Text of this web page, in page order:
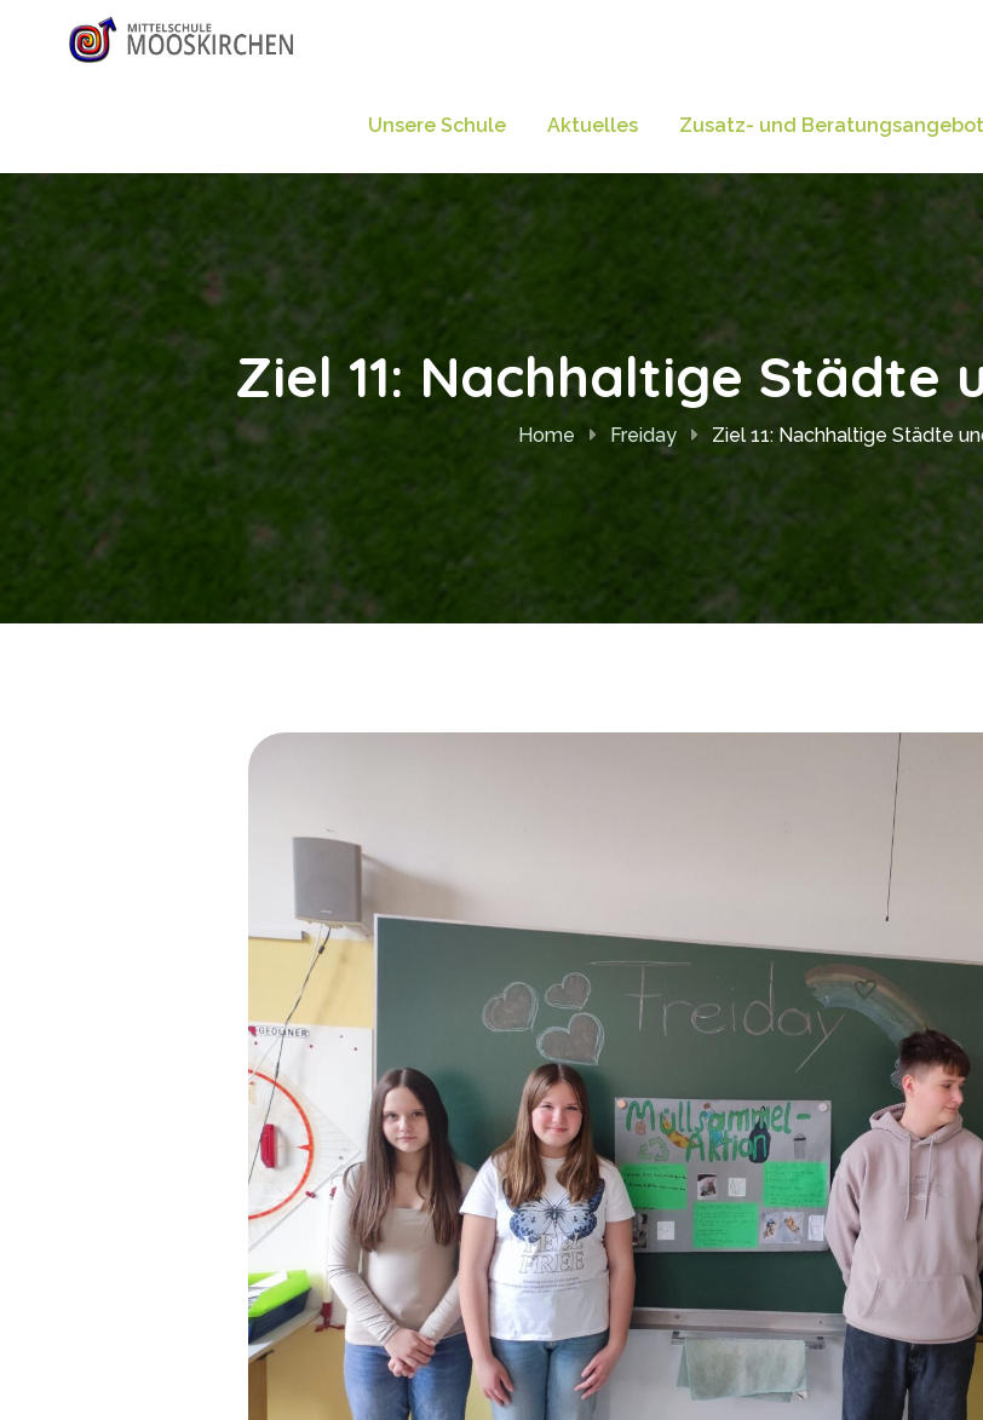
Unsere Schule Aktuelles Zusatz- und
Ziel 11: Nachhaltige Städte
Home Freiday Ziel 11: Nachhaltige Städte